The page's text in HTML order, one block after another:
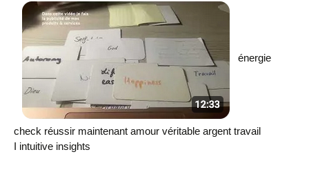
énergie
check réussir maintenant amour véritable argent travail
I intuitive insights